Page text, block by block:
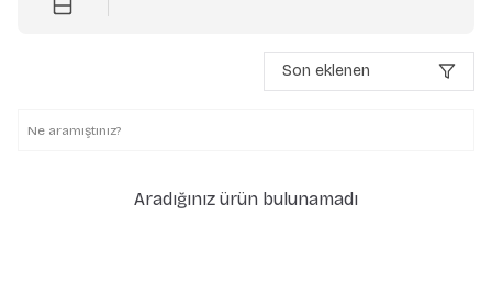
Son eklenen
Aradığınız ürün bulunamadı